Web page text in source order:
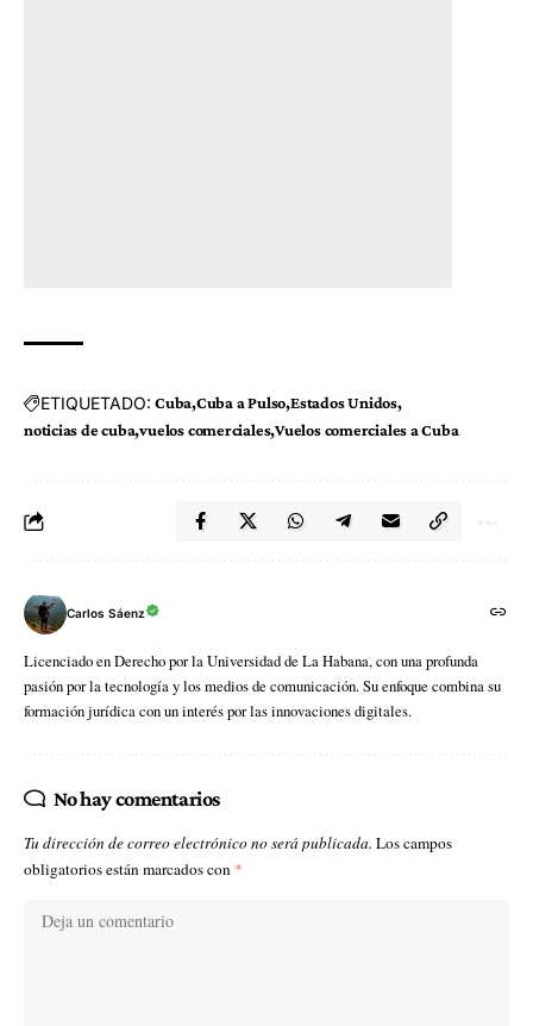
ETIQUETADO: Cuba Cuba a Pulso Estados Unidos
noticias de cuba vuelos comerciales Vuelos comerciales a Cuba
Carlos Sáenz
Licenciado en Derecho por la Universidad de La Habana, con una profunda
pasión por la tecnología y los medios de comunicación. Su enfoque combina su
formación jurídica con un interés por las innovaciones digitales.
No hay comentarios
Tu dirección de correo electrónico no será publicada. Los campos
obligatorios están marcados con *